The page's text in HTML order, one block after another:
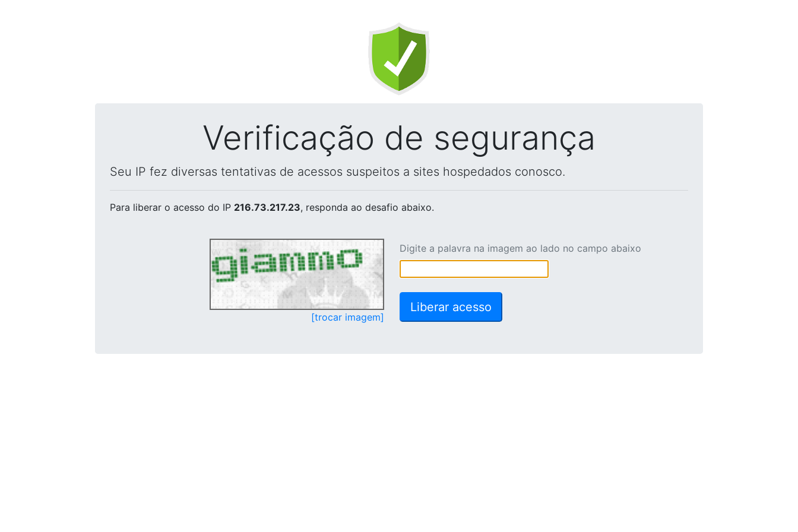
Verificação de segurança
Seu IP fez diversas tentativas de acessos suspeitos a sites hospedados conosco.
Para liberar o acesso do IP 216.73.217.23, responda ao desafio abaixo.
[trocar imagem]
Digite a palavra na imagem ao lado no campo abaixo